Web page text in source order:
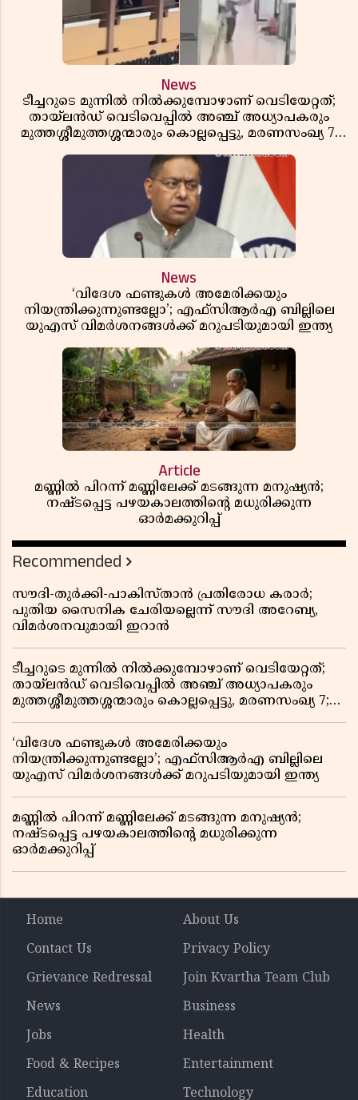
News
ടീച്ചറുടെ മുന്നിൽ നിൽക്കുമ്പോഴാണ് വെടിയേറ്റത്;
തായ്‌ലൻഡ് വെടിവെപ്പിൽ അഞ്ച് അധ്യാപകരും
മുത്തശ്ശീമുത്തശ്ശന്മാരും കൊല്ലപ്പെട്ടു, മരണസംഖ്യ 7;
News
‘വിദേശ ഫണ്ടുകൾ അമേരിക്കയും
നിയന്ത്രിക്കുന്നുണ്ടല്ലോ’; എഫ്സിആർഎ ബില്ലിലെ
യുഎസ് വിമർശനങ്ങൾക്ക് മറുപടിയുമായി ഇന്ത്യ
Article
മണ്ണിൽ പിറന്ന് മണ്ണിലേക്ക് മടങ്ങുന്ന മനുഷ്യൻ;
നഷ്ടപ്പെട്ട പഴയകാലത്തിൻ്റെ മധുരിക്കുന്ന
ഓർമക്കുറിപ്പ്
Recommended
സൗദി-തുർക്കി-പാകിസ്താൻ പ്രതിരോധ കരാർ;
പുതിയ സൈനിക ചേരിയല്ലെന്ന് സൗദി അറേബ്യ,
വിമർശനവുമായി ഇറാൻ
ടീച്ചറുടെ മുന്നിൽ നിൽക്കുമ്പോഴാണ് വെടിയേറ്റത്;
തായ്‌ലൻഡ് വെടിവെപ്പിൽ അഞ്ച് അധ്യാപകരും
മുത്തശ്ശീമുത്തശ്ശന്മാരും കൊല്ലപ്പെട്ടു, മരണസംഖ്യ 7;
‘വിദേശ ഫണ്ടുകൾ അമേരിക്കയും
നിയന്ത്രിക്കുന്നുണ്ടല്ലോ’; എഫ്സിആർഎ ബില്ലിലെ
യുഎസ് വിമർശനങ്ങൾക്ക് മറുപടിയുമായി ഇന്ത്യ
മണ്ണിൽ പിറന്ന് മണ്ണിലേക്ക് മടങ്ങുന്ന മനുഷ്യൻ;
നഷ്ടപ്പെട്ട പഴയകാലത്തിൻ്റെ മധുരിക്കുന്ന
ഓർമക്കുറിപ്പ്
Home
About Us
Contact Us
Privacy Policy
Grievance Redressal
Join Kvartha Team Club
News
Business
Jobs
Health
Food & Recipes
Entertainment
Education
Technology